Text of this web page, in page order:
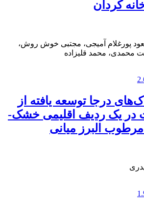
کردان
پورغلام آمیجی، مجتبی خوش روش،
محمدی، محمد قلیزاده
درجا توسعه یافته از
در یک ردیف اقلیمی خشک-
البرز میانی